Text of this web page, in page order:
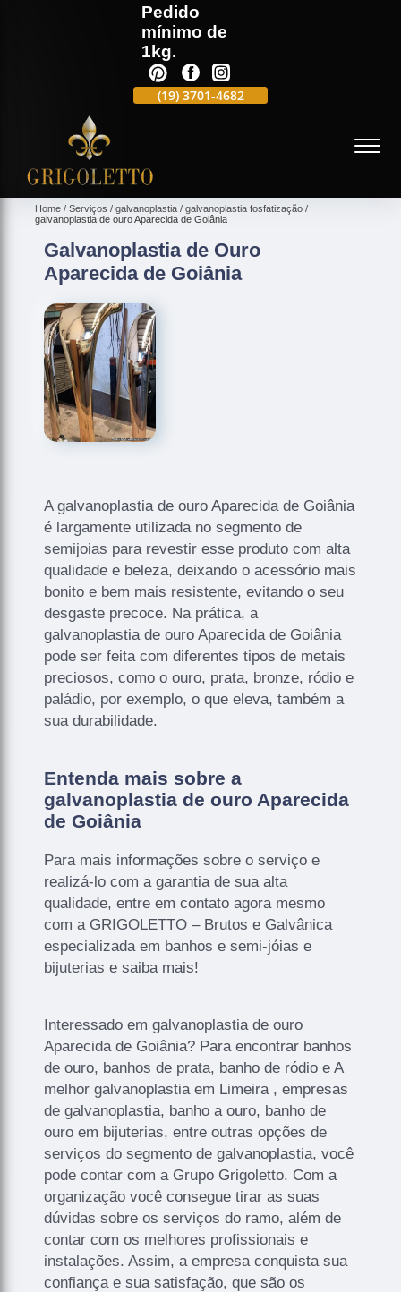
Pedido
mínimo de
1kg.
(19) 3701-4682 (19)
Home Serviços galvanoplastia
galvanoplastia fosfatização
galvanoplastia de ouro Aparecida de Goiânia
Galvanoplastia de Ouro
Aparecida de Goiânia
A galvanoplastia de ouro Aparecida de Goiânia
é largamente utilizada no segmento de
semijoias para revestir esse produto com alta
qualidade e beleza, deixando o acessório mais
bonito e bem mais resistente, evitando o seu
desgaste precoce. Na prática, a
galvanoplastia de ouro Aparecida de Goiânia
pode ser feita com diferentes tipos de metais
preciosos, como o ouro, prata, bronze, ródio e
paládio, por exemplo, o que eleva, também a
sua durabilidade.
Entenda mais sobre a
galvanoplastia de ouro Aparecida
de Goiânia
Para mais informações sobre o serviço e
realizá-lo com a garantia de sua alta
qualidade, entre em contato agora mesmo
com a GRIGOLETTO – Brutos e Galvânica
especializada em banhos e semi-jóias e
bijuterias e saiba mais!
Interessado em galvanoplastia de ouro
Aparecida de Goiânia? Para encontrar banhos
de ouro, banhos de prata, banho de ródio e A
melhor galvanoplastia em Limeira , empresas
de galvanoplastia, banho a ouro, banho de
ouro em bijuterias, entre outras opções de
serviços do segmento de galvanoplastia, você
pode contar com a Grupo Grigoletto. Com a
organização você consegue tirar as suas
dúvidas sobre os serviços do ramo, além de
contar com os melhores profissionais e
instalações. Assim, a empresa conquista sua
confiança e sua satisfação, que são os